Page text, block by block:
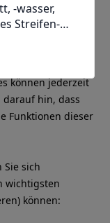
Sie vor
und über
die Speicherung
können jederzeit
darauf hin, dass
Funktionen dieser
Sie sich
wichtigsten
können: